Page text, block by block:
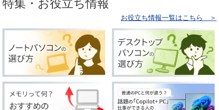
特集・お役立ち情報
お役立ち情報一覧はこちら ＞